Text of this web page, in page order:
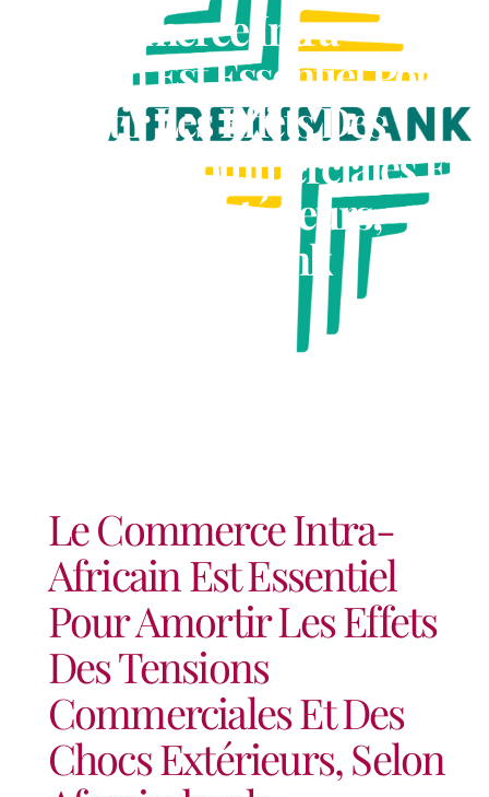
Le Commerce Intra-
Africain Est Essentiel Pour
Amortir Les Effets Des
Tensions Commerciales Et
Des Chocs Extérieurs,
Selon Afreximbank
Le Commerce Intra-
Africain Est Essentiel
Pour Amortir Les Effets
Des Tensions
Commerciales Et Des
Chocs Extérieurs, Selon